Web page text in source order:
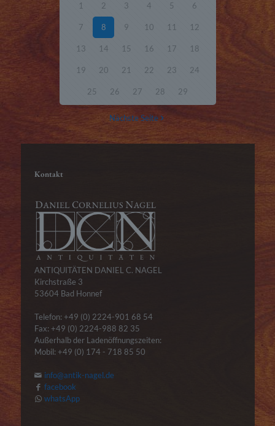
1 2 3 4 5 6
7 8 9 10 11 12
13 14 15 16 17 18
19 20 21 22 23 24
25 26 27 28 29
Nächste Seite
Kontakt
ANTIQUITÄTEN DANIEL C. NAGEL
Kirchstraße 3
53604 Bad Honnef
Telefon: +49 (0) 2224-901 68 54
Fax: +49 (0) 2224-988 82 35
Außerhalb der Ladenöffnungszeiten:
Mobil: +49 (0) 174 - 718 85 50
info@antik-nagel.de
facebook
whatsApp